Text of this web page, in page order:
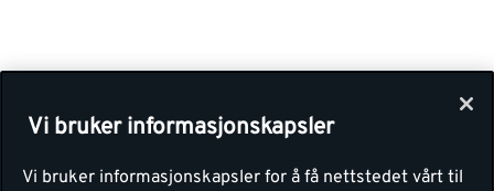
Vi bruker informasjonskapsler
Vi bruker informasjonskapsler for å få nettstedet vårt til